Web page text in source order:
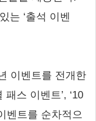
는 ‘출석 이벤
이벤트를 전개한
스 이벤트’, ‘10
벤트를 순차적으